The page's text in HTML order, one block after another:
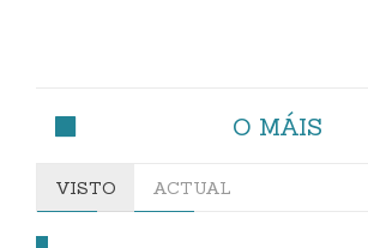
O MÁIS
VISTO ACTUAL